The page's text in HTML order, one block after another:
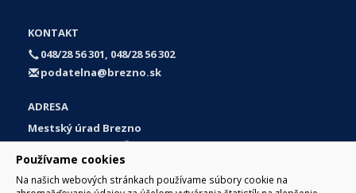
Používame cookies
Na našich webových stránkach používame súbory cookie na
KONTAKT
048/28 56 301, 048/28 56 302
podatelna@brezno.sk
ADRESA
Mestský úrad Brezno
Námestie gen. M. R. Štefánika 1
977 01 Brezno
Slovakia (Slovak Republic)